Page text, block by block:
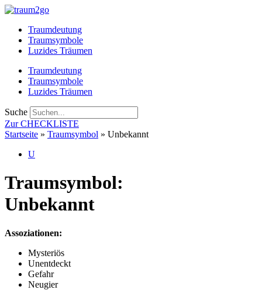
Zum
springenTraumdeutung
Traumsymbole
Luzides Träumen
Traumdeutung
Traumsymbole
Luzides Träumen
Suche
Zur CHECKLISTE
Startseite » Traumsymbol » Unbekannt
U
Traumsymbol:
Unbekannt
Assoziationen:
Mysteriös
Unentdeckt
Gefahr
Neugier